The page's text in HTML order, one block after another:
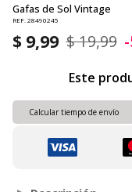
Gafas de Sol Vintage
REF. 28490245
$ 9,99 $ 19,99
Este
Calcular tiempo de envío